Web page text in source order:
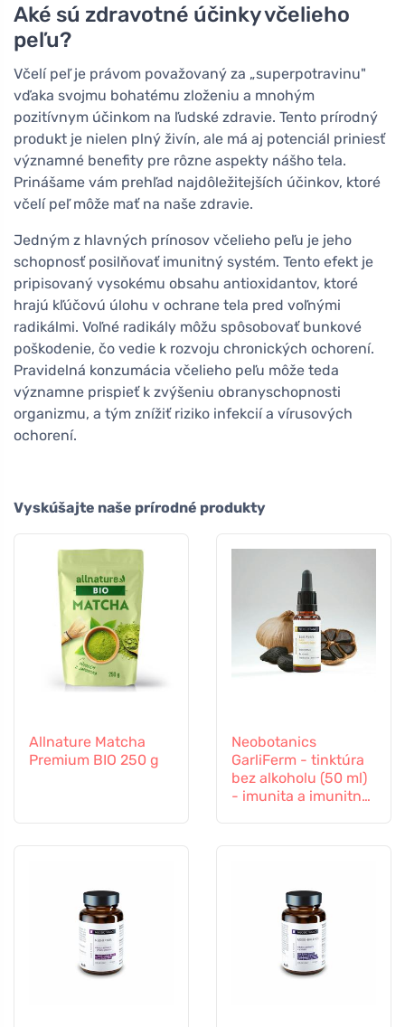
Aké sú zdravotné účinky včelieho
peľu?
Včelí peľ je právom považovaný za „superpotravinu"
vďaka svojmu bohatému zloženiu a mnohým
pozitívnym účinkom na ľudské zdravie. Tento prírodný
produkt je nielen plný živín, ale má aj potenciál priniesť
významné benefity pre rôzne aspekty nášho tela.
Prinášame vám prehľad najdôležitejších účinkov, ktoré
včelí peľ môže mať na naše zdravie.
Jedným z hlavných prínosov včelieho peľu je jeho
schopnosť posilňovať imunitný systém. Tento efekt je
pripisovaný vysokému obsahu antioxidantov, ktoré
hrajú kľúčovú úlohu v ochrane tela pred voľnými
radikálmi. Voľné radikály môžu spôsobovať bunkové
poškodenie, čo vedie k rozvoju chronických ochorení.
Pravidelná konzumácia včelieho peľu môže teda
významne prispieť k zvýšeniu obranyschopnosti
organizmu, a tým znížiť riziko infekcií a vírusových
ochorení.
Vyskúšajte naše prírodné produkty
Allnature Matcha
Premium BIO 250 g
Neobotanics
GarliFerm - tinktúra
bez alkoholu (50 ml)
- imunita a imunitný